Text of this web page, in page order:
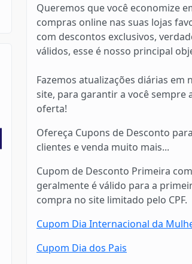
Queremos que você economize
compras online nas suas lojas
com descontos exclusivos,
válidos, esse é nosso principal
Fazemos atualizações diárias em
site, para garantir a você sempre
oferta!
Ofereça Cupons de Desconto
clientes e venda muito mais...
Cupom de Desconto Primeira
geralmente é válido para a
compra no site limitado pelo CPF.
Cupom Dia Internacional da
Cupom Dia dos Pais